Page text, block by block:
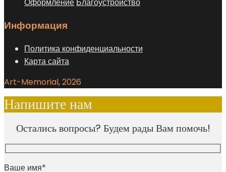
Оформление Благоустройство
Информация
Политика конфиденциальности
Карта сайта
Art-Memorial, 2026
Напишите нам
Остались вопросы? Будем рады Вам помочь!
Ваше имя*